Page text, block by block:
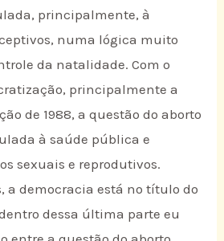
principalmente, à
numa lógica muito
da natalidade. Com o
principalmente a
de 1988, a questão do aborto
à saúde pública e
sexuais e reprodutivos.
a democracia está no título do
dessa última parte eu